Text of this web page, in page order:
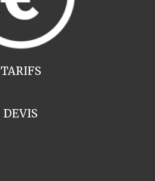
TARIFS
DEVIS